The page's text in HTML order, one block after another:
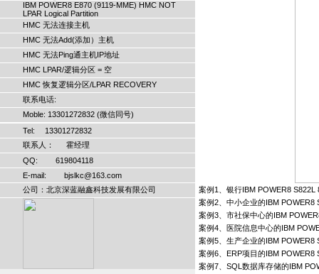
IBM POWER8 E870 (9119-MME) HMC NOT
LPAR Logical Partition
HMC 无法连接主机
HMC 无法Add(添加）主机
HMC 无法Ping通主机IP地址
HMC LPAR/逻辑分区 = 空
HMC 恢复逻辑分区/LPAR RECOVERY
联系电话:
Moble: 13301272832 (微信同号)
Tel: 13301272832
联系人： 霍经理
QQ: 619804118
E-mail: bjslkc@163.com
公司：北京深蓝融鑫科技发展有限公司
案例1、银行IBM POWER8
案例2、中小企业的IBM POWER8
案例3、市社保中心的IBM
案例4、医院信息中心的IBM
案例5、生产企业的IBM POWER8
案例6、ERP项目的IBM POWER8
案例7、SQL数据库存储的IBM